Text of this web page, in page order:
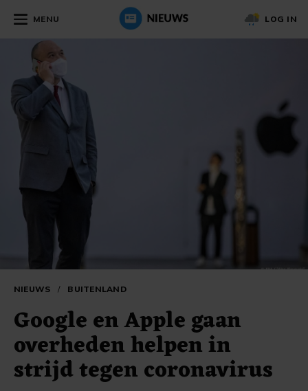
MENU LOG IN
NIEUWS / BUITENLAND
Google en Apple gaan
overheden helpen in
strijd tegen coronavirus